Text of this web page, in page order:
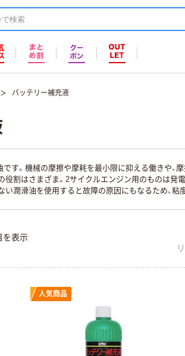
バッテリー補充液
です。機械の摩擦や摩耗を最小限に抑える働きや
役割はさまざま。2サイクルエンジン用のものは発
い潤滑油を使用すると故障の原因にもなるため、粘
を表示
人気商品